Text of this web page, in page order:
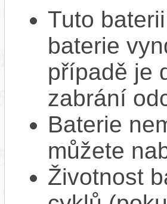
Tuto
baterie
případě je
zabrání
Baterie
můžete
Životnost